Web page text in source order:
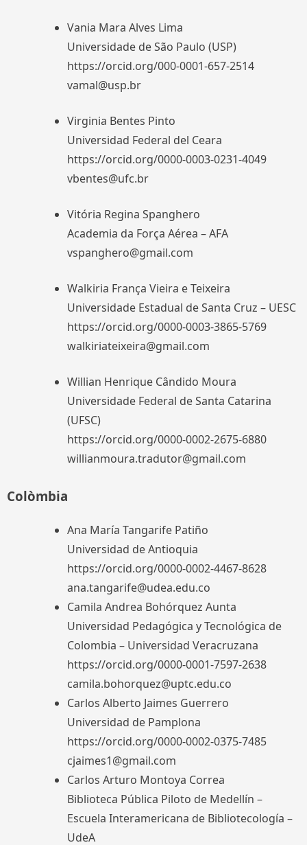
Vania Mara Alves Lima
Universidade de São Paulo (USP)
https://orcid.org/000-0001-657-2514
vamal@usp.br
Virginia Bentes Pinto
Universidad Federal del Ceara
https://orcid.org/0000-0003-0231-4049
vbentes@ufc.br
Vitória Regina Spanghero
Academia da Força Aérea – AFA
vspanghero@gmail.com
Walkiria França Vieira e Teixeira
Universidade Estadual de Santa Cruz – UESC
https://orcid.org/0000-0003-3865-5769
walkiriateixeira@gmail.com
Willian Henrique Cândido Moura
Universidade Federal de Santa Catarina
(UFSC)
https://orcid.org/0000-0002-2675-6880
willianmoura.tradutor@gmail.com
Colòmbia
Ana María Tangarife Patiño
Universidad de Antioquia
https://orcid.org/0000-0002-4467-8628
ana.tangarife@udea.edu.co
Camila Andrea Bohórquez Aunta
Universidad Pedagógica y Tecnológica de
Colombia – Universidad Veracruzana
https://orcid.org/0000-0001-7597-2638
camila.bohorquez@uptc.edu.co
Carlos Alberto Jaimes Guerrero
Universidad de Pamplona
https://orcid.org/0000-0002-0375-7485
cjaimes1@gmail.com
Carlos Arturo Montoya Correa
Biblioteca Pública Piloto de Medellín –
Escuela Interamericana de Bibliotecología –
UdeA